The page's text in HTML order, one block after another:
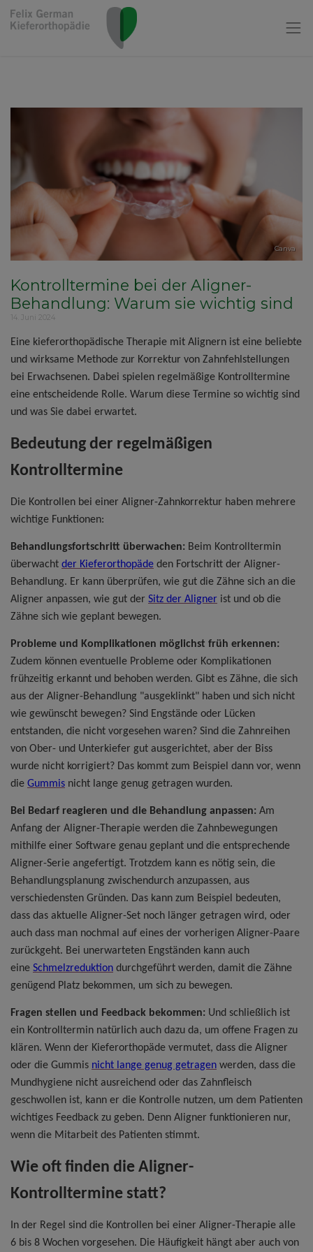
Canva
Kontrolltermine bei der Aligner-
Behandlung: Warum sie wichtig sind
14. Juni 2024
Eine kieferorthopädische Therapie mit Alignern ist eine beliebte
und wirksame Methode zur Korrektur von Zahnfehlstellungen
bei Erwachsenen. Dabei spielen regelmäßige Kontrolltermine
eine entscheidende Rolle. Warum diese Termine so wichtig sind
und was Sie dabei erwartet.
Bedeutung der regelmäßigen
Kontrolltermine
Die Kontrollen bei einer Aligner-Zahnkorrektur haben mehrere
wichtige Funktionen:
Behandlungsfortschritt überwachen: Beim Kontrolltermin
überwacht der Kieferorthopäde den Fortschritt der Aligner-
Behandlung. Er kann überprüfen, wie gut die Zähne sich an die
Aligner anpassen, wie gut der Sitz der Aligner ist und ob die
Zähne sich wie geplant bewegen.
Probleme und Komplikationen möglichst früh erkennen:
Zudem können eventuelle Probleme oder Komplikationen
frühzeitig erkannt und behoben werden. Gibt es Zähne, die sich
aus der Aligner-Behandlung "ausgeklinkt" haben und sich nicht
wie gewünscht bewegen? Sind Engstände oder Lücken
entstanden, die nicht vorgesehen waren? Sind die Zahnreihen
von Ober- und Unterkiefer gut ausgerichtet, aber der Biss
wurde nicht korrigiert? Das kommt zum Beispiel dann vor, wenn
die Gummis nicht lange genug getragen wurden.
Bei Bedarf reagieren und die Behandlung anpassen: Am
Anfang der Aligner-Therapie werden die Zahnbewegungen
mithilfe einer Software genau geplant und die entsprechende
Aligner-Serie angefertigt. Trotzdem kann es nötig sein, die
Behandlungsplanung zwischendurch anzupassen, aus
verschiedensten Gründen. Das kann zum Beispiel bedeuten,
dass das aktuelle Aligner-Set noch länger getragen wird, oder
auch dass man nochmal auf eines der vorherigen Aligner-Paare
zurückgeht. Bei unerwarteten Engständen kann auch
eine Schmelzreduktion durchgeführt werden, damit die Zähne
genügend Platz bekommen, um sich zu bewegen.
Fragen stellen und Feedback bekommen: Und schließlich ist
ein Kontrolltermin natürlich auch dazu da, um offene Fragen zu
klären. Wenn der Kieferorthopäde vermutet, dass die Aligner
oder die Gummis nicht lange genug getragen werden, dass die
Mundhygiene nicht ausreichend oder das Zahnfleisch
geschwollen ist, kann er die Kontrolle nutzen, um dem Patienten
wichtiges Feedback zu geben. Denn Aligner funktionieren nur,
wenn die Mitarbeit des Patienten stimmt.
Wie oft finden die Aligner-
Kontrolltermine statt?
In der Regel sind die Kontrollen bei einer Aligner-Therapie alle
6 bis 8 Wochen vorgesehen. Die Häufigkeit hängt aber auch von